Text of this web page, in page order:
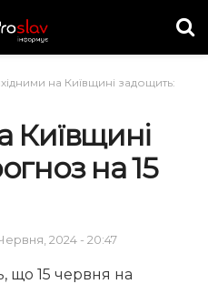
на Київщині задощить:
Київщині
на 15
2024 - 20:47
що 15 червня на